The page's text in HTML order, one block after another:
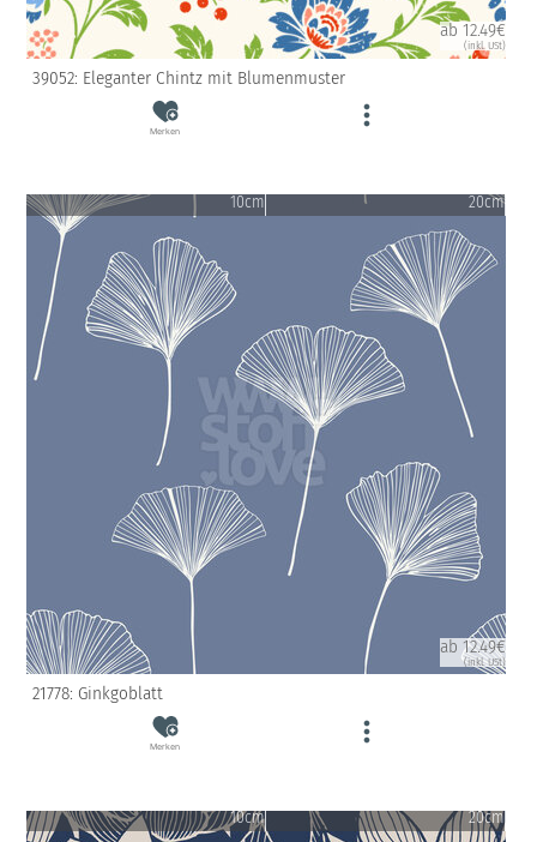
ab 12.49€
(inkl. USt)
39052: Eleganter Chintz mit Blumenmuster
Merken
10cm 20cm
ab 12.49€
(inkl. USt)
21778: Ginkgoblatt
Merken
10cm 20cm